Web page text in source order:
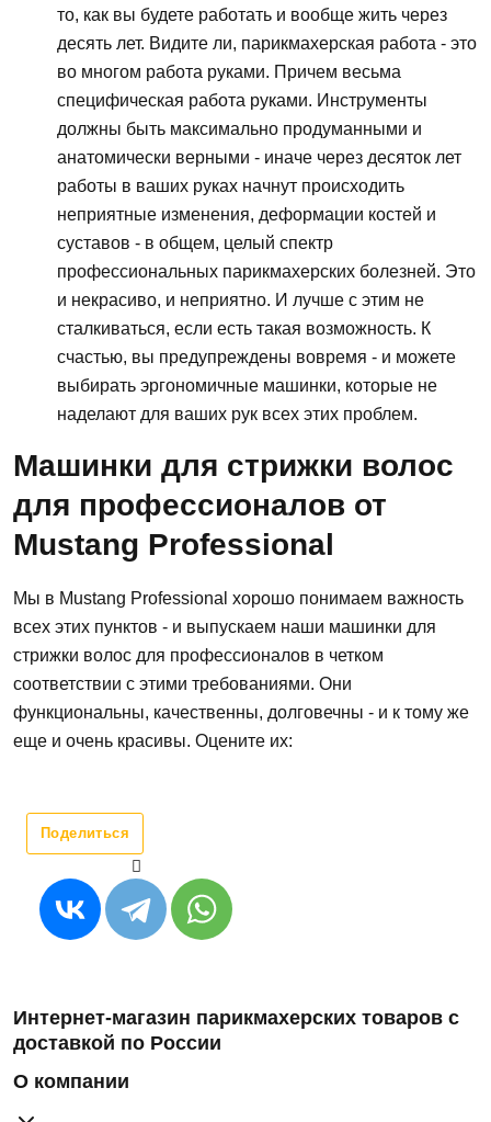
то, как вы будете работать и вообще жить через
десять лет. Видите ли, парикмахерская работа - это
во многом работа руками. Причем весьма
специфическая работа руками. Инструменты
должны быть максимально продуманными и
анатомически верными - иначе через десяток лет
работы в ваших руках начнут происходить
неприятные изменения, деформации костей и
суставов - в общем, целый спектр
профессиональных парикмахерских болезней. Это
и некрасиво, и неприятно. И лучше с этим не
сталкиваться, если есть такая возможность. К
счастью, вы предупреждены вовремя - и можете
выбирать эргономичные машинки, которые не
наделают для ваших рук всех этих проблем.
Машинки для стрижки волос
для профессионалов от
Mustang Professional
Мы в Mustang Professional хорошо понимаем важность
всех этих пунктов - и выпускаем наши машинки для
стрижки волос для профессионалов в четком
соответствии с этими требованиями. Они
функциональны, качественны, долговечны - и к тому же
еще и очень красивы. Оцените их:
Поделиться
Интернет-магазин парикмахерских товаров с
доставкой по России
О компании